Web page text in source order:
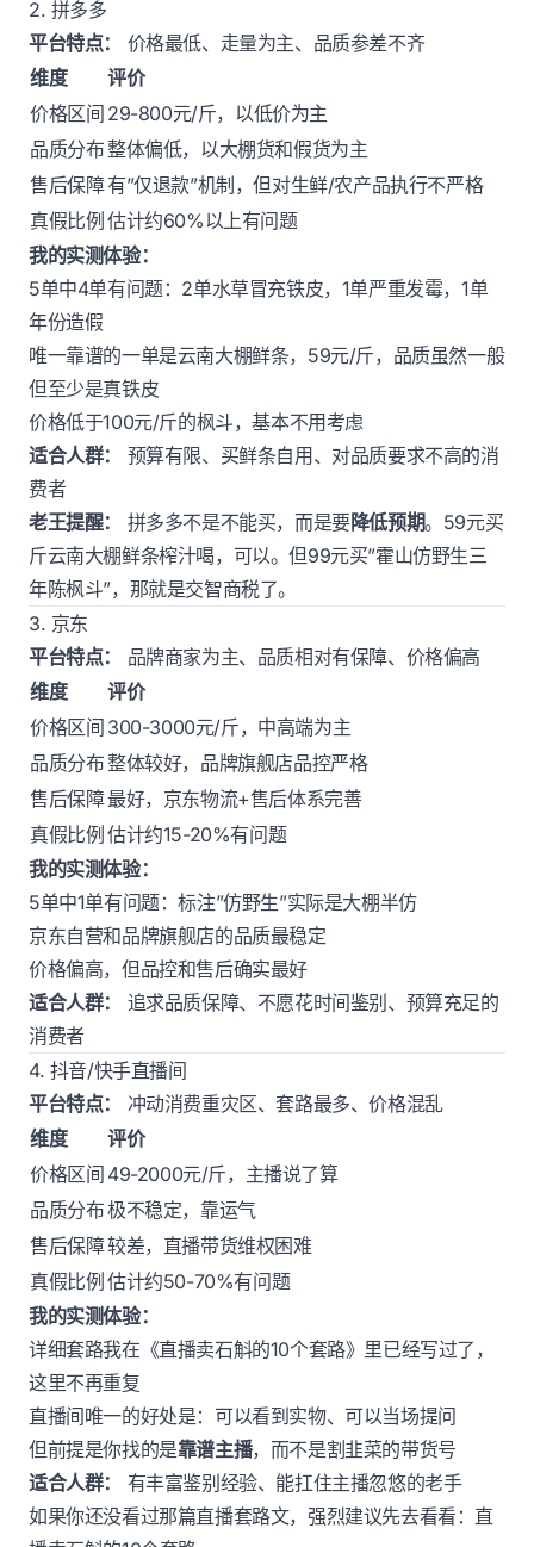
2. 拼多多
平台特点：
价格最低、走量为主、品质参差不齐
维度
评价
价格区间 29-800元/斤，以低价为主
品质分布整体偏低，以大棚货和假货为主
售后保障有”仅退款”机制，但对生鲜/农产品执行不严格
真假比例估计约60%以上有问题
我的实测体验：
5单中4单有问题：2单水草冒充铁皮，1单严重发霉，1单
年份造假
唯一靠谱的一单是云南大棚鲜条，59元/斤，品质虽然一般
但至少是真铁皮
价格低于100元/斤的枫斗，基本不用考虑
适合人群：
预算有限、买鲜条自用、对品质要求不高的消
费者
老王提醒：
拼多多不是不能买，而是要降低预期。59元买
斤云南大棚鲜条榨汁喝，可以。但99元买”霍山仿野生三
年陈枫斗”，那就是交智商税了。
3. 京东
平台特点：
品牌商家为主、品质相对有保障、价格偏高
维度
评价
价格区间 300-3000元/斤，中高端为主
品质分布整体较好，品牌旗舰店品控严格
售后保障最好，京东物流+售后体系完善
真假比例估计约15-20%有问题
我的实测体验：
5单中1单有问题：标注”仿野生”实际是大棚半仿
京东自营和品牌旗舰店的品质最稳定
价格偏高，但品控和售后确实最好
适合人群：
追求品质保障、不愿花时间鉴别、预算充足的
消费者
4. 抖音/快手直播间
平台特点：
冲动消费重灾区、套路最多、价格混乱
维度
评价
价格区间 49-2000元/斤，主播说了算
品质分布极不稳定，靠运气
售后保障较差，直播带货维权困难
真假比例估计约50-70%有问题
我的实测体验：
详细套路我在《直播卖石斛的10个套路》里已经写过了，
这里不再重复
直播间唯一的好处是：可以看到实物、可以当场提问
但前提是你找的是靠谱主播，而不是割韭菜的带货号
适合人群：
有丰富鉴别经验、能扛住主播忽悠的老手
如果你还没看过那篇直播套路文，强烈建议先去看看： 直